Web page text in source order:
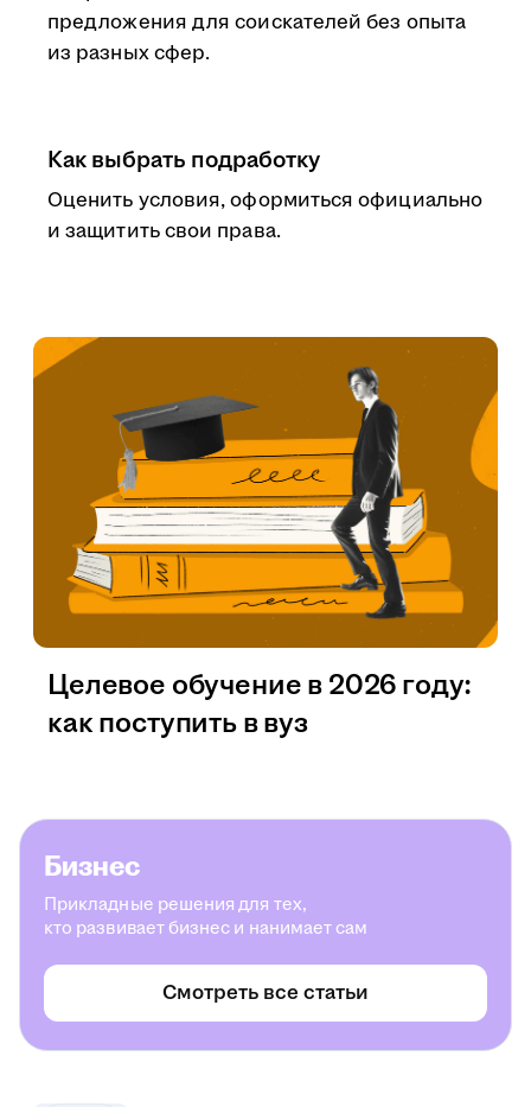
предложения для соискателей без опыта
из разных сфер.
Как выбрать подработку
Оценить условия, оформиться официально
и защитить свои права.
Целевое обучение в 2026 году:
как поступить в вуз
Бизнес
Прикладные решения для тех,
кто развивает бизнес и нанимает сам
Смотреть все статьи